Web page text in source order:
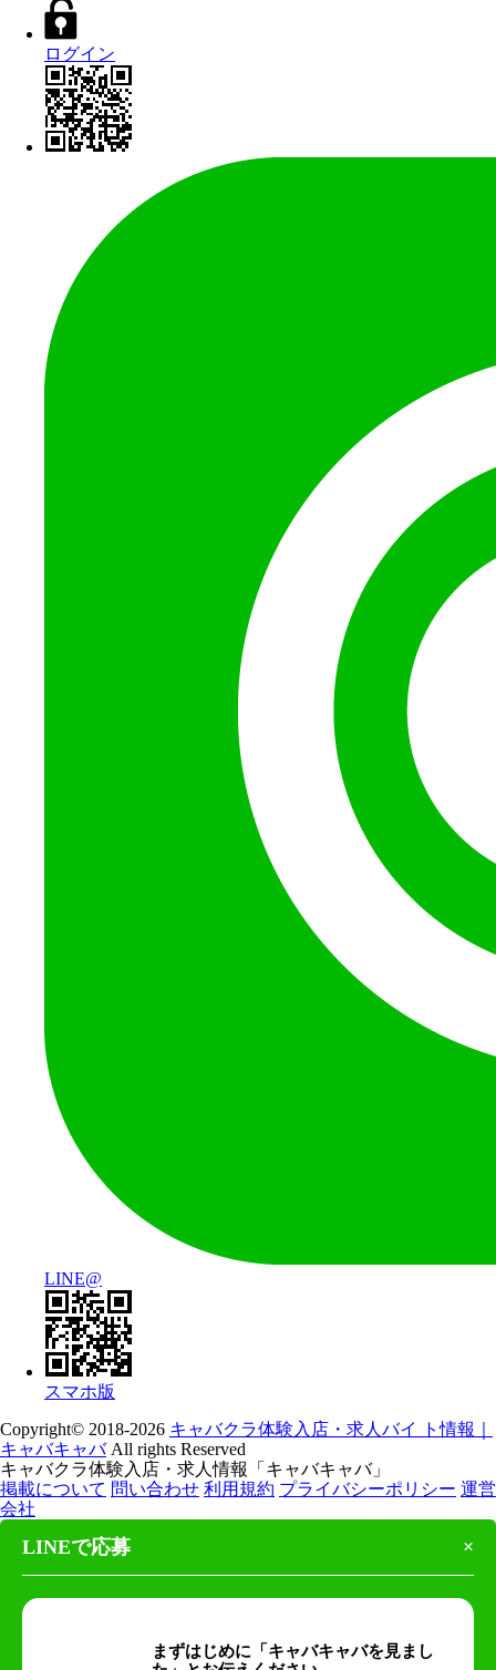
ログイン
LINE@
スマホ版
Copyright© 2018-2026 キャバクラ体験入店・求人バイ ト情報｜
キャバキャバAll rights Reserved
キャバクラ体験入店・求人情報「キャバキャバ」
掲載について 問い合わせ 利用規約 プライバシーポリシー 運営
会社
LINEで応募 ×
まずはじめに「キャバキャバを見まし